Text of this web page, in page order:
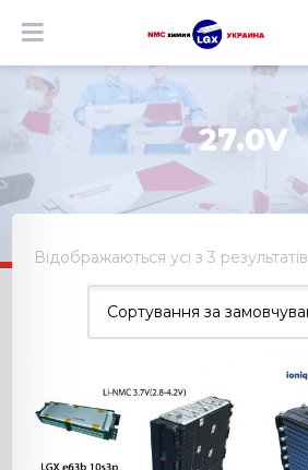
27.0V
Відображаються усі з 3 результатів